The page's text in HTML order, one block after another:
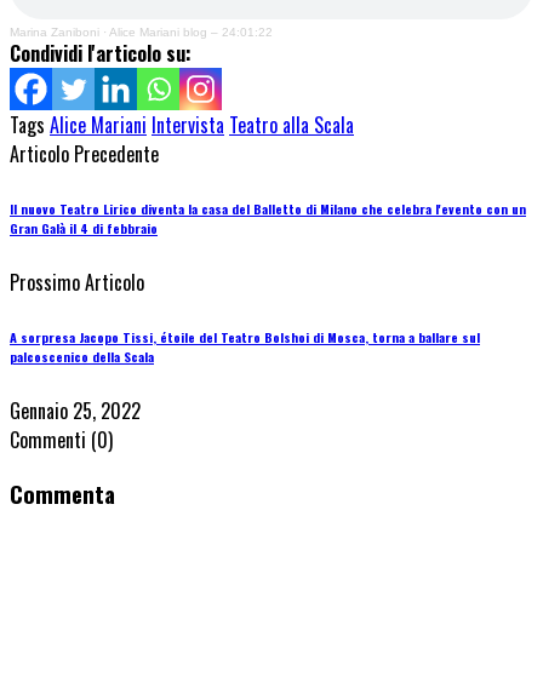
Marina Zaniboni · Alice Mariani blog – 24:01:22
Condividi l'articolo su:
Tags Alice Mariani Intervista Teatro alla Scala
Articolo Precedente
Il nuovo Teatro Lirico diventa la casa del Balletto di Milano che celebra l'evento con un
Gran Galà il 4 di febbraio
Prossimo Articolo
A sorpresa Jacopo Tissi, étoile del Teatro Bolshoi di Mosca, torna a ballare sul
palcoscenico della Scala
Gennaio 25, 2022
Commenti (0)
Commenta